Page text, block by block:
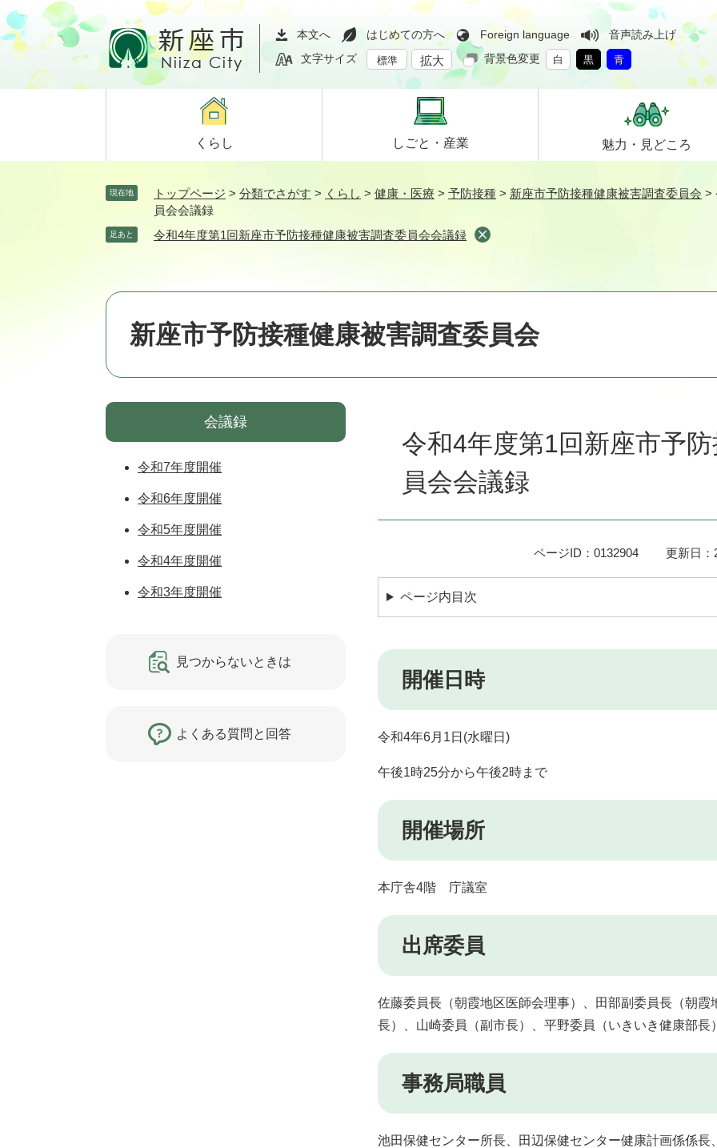
ペ
ー
ジ
メ
ニ
ュ
て
本文へ はじめての方へ Foreign language
音声読み上げ
文字サイズ
標準 拡大 背景色変更 白 黒 青
くらし しごと・ 産業 魅力・ 見どころ
現在地 トップページ > 分類でさがす > くらし > 健康・医療 > 予防接種 > 新座市予防接種健康被害調査委員会 >
員会会議録
足あと 令和4年度第1回新座市予防接種健康被害調査委員会会議録
新座市予防接種健康被害調査委員会
令和4年度第1回新座市予
員会会議録
ページID：0132904 更新日：
ページ内目次
開催日時
令和4年6月1日(水曜日)
午後1時25分から午後2時まで
開催場所
本庁舎4階 庁議室
出席委員
佐藤委員長（朝霞地区医師会理事）、田部副委員長（朝
長）、山崎委員（副市長）、平野委員（いきいき健康部長
事務局職員
池田保健センター所長、田辺保健センター健康計画係係
会議録
令和7年度開催
令和6年度開催
令和5年度開催
令和4年度開催
令和3年度開催
見つからないときは
よくある質問と回答